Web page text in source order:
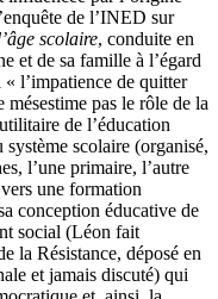
de l’INED sur
scolaire, conduite en
et de sa famille à l’égard
l’impatience de quitter
pas le rôle de la
de l’éducation
scolaire (organisé,
l’une primaire, l’autre
une formation
conception éducative de
social (Léon fait
la Résistance, déposé en
et jamais discuté) qui